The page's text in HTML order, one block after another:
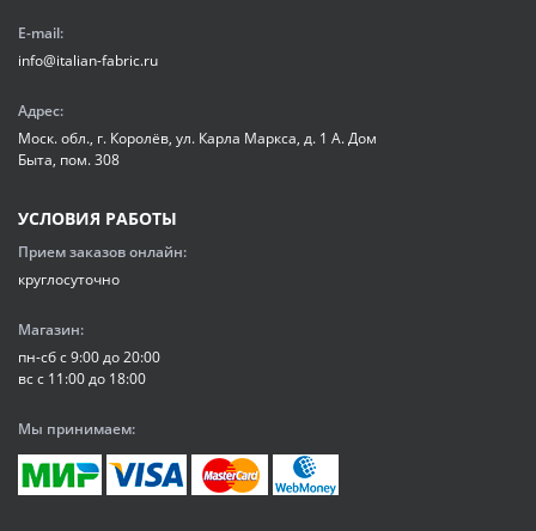
E-mail:
info@italian-fabric.ru
Адрес:
Моск. обл., г. Королёв, ул. Карла Маркса, д. 1 А. Дом
Быта, пом. 308
УСЛОВИЯ РАБОТЫ
Прием заказов онлайн:
круглосуточно
Магазин:
пн-сб с 9:00 до 20:00
вс с 11:00 до 18:00
Мы принимаем: